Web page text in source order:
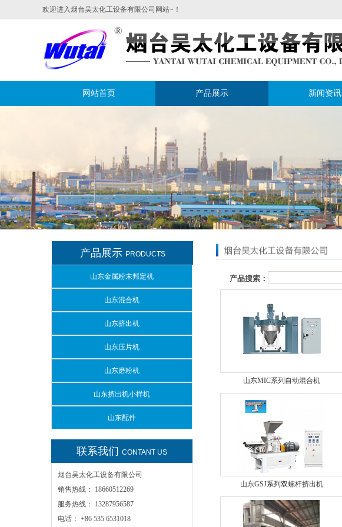
欢迎进入烟台吴太化工设备有限公司网站~！
网站首页 产品展示 新闻资讯
产品搜索：
山东MIC系列自动混合机
山东GSJ系列双螺杆挤出机
产品展示 PRODUCTS
山东金属粉末邦定机
山东混合机
山东挤出机
山东压片机
山东磨粉机
山东挤出机小样机
山东配件
联系我们 CONTANT US
烟台吴太化工设备有限公司
销售热线： 18660512269
服务热线： 13287956587
电话： +86 535 6531018